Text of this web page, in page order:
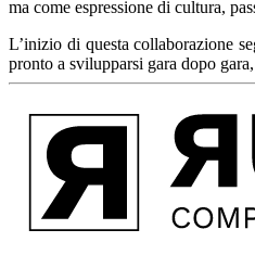
ma come espressione di cultura,
L’inizio di questa collaborazione
pronto a svilupparsi gara dopo